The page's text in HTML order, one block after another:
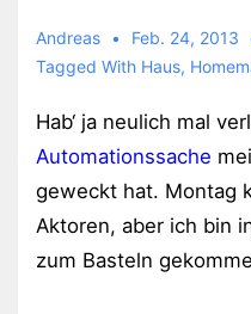
Andreas Feb. 24, 2013
Tagged With Haus,
Hab‘ ja neulich mal
Automationssache
geweckt hat. Montag
Aktoren, aber ich bin
zum Basteln